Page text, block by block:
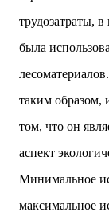
трудозатраты,
была
таким образом,
том, что он
аспект
Минимальное
максимальное